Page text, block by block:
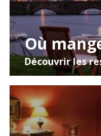
Où
Découvrir les